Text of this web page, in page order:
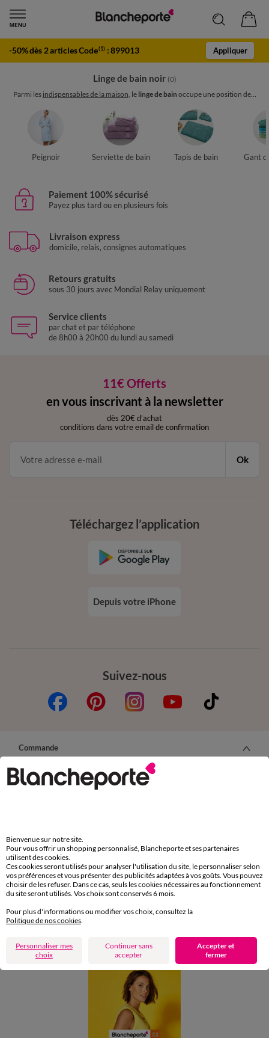
-50% dès 2 articles Code(1) :899013 Appliquer
Linge de bain noir (0)
Parmi les indispensables de la maison, le linge de bain occupe une position de...
Peignoir Serviette de bain Tapis de bain Gant
Paiement 100% sécurisé
Payez plus tard ou en plusieurs fois
Livraison express
domicile, relais, consignes automatiques
Retours gratuits
sous 30 jours avec Mondial Relay uniquement
Service clients
par chat et par téléphone
de 8h00 à 20h00 du lundi au samedi
11€ Offerts
en vous inscrivant à la newsletter
dès 20€ d’achat
conditions dans votre email de confirmation
Ok
Suivez-nous
Téléchargez l’application
Depuis votre iPhone
Commande
Commander par référence catalogue
Carte 4 Etoiles
(1) Offres et codes promos
Aide & conseils
Bienvenue sur notre site.
Pour vous offrir un shopping personnalisé, Blancheporte et ses partenaires
utilisent des cookies.
Ces cookies seront utilisés pour analyser l'utilisation du site, le personnaliser selon
vos préférences et vous présenter des publicités adaptées à vos goûts. Vous pouvez
choisir de les refuser. Dans ce cas, seuls les cookies nécessaires au fonctionnement
du site seront utilisés. Vos choix sont conservés 6 mois.
Pour plus d'informations ou modifier vos choix, consultez la
Politique de nos cookies
Personnaliser mes
choix
Continuer sans
accepter
Accepter et
fermer